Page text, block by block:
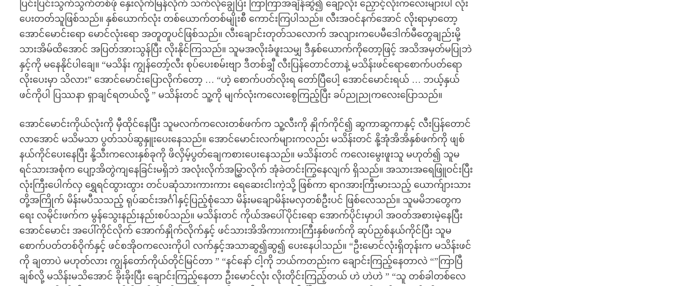
ပြင်းပြင်းသွက်သွက်တစ်ဖုံ နှေးလိုက်မြန်လိုက် သက်လုံချွေပြီး ကြာကြာအချိန်ဆွဲ၍ ချော့လိုး ညှောင့်လိုးကလေးများပါ လိုး
ပေးတတ်သူဖြစ်သည်။ နှစ်ယောက်လုံး တစ်ယောက်တစ်မျိုးစီ ကောင်းကြပါသည်။ လီးအဝင်နက်အောင် လိုးရာမှာတော့
အောင်မောင်းရော မောင်လုံးရော အတူတူပင်ဖြစ်သည်။ လီးချောင်းတုတ်သလောက် အလျားကပေမီဒေါက်မီတွေချည်းမို့
သားအိမ်ထိအောင် အပြတ်အားသွန်ပြီး လိုးနိုင်ကြသည်။ သူမအလိုးခံဖူးသမျှ ဒီနှစ်ယောက်ကိုတော့ဖြင့် အသိအမှတ်မပြုဘဲ
နှင့်ကို မနေနိုင်ပါချေ။ “မသိန်း ကျွန်တော့်လီး စုပ်ပေးစမ်းဗျာ ဒီတစ်ချှီ လီးပြန်တောင်တာနဲ့ မသိန်းဖင်ရောစောက်ပတ်ရော
လိုးပေးမှာ သိလား” အောင်မောင်းပြောလိုက်တော့ … “ဟဲ့ စောက်ပတ်လိုးရ တော်ပြီပေါ့ အောင်မောင်းရယ် … ဘယ့်နှယ်
ဖင်ကိုပါ ပြဿနာ ရှာချင်ရတယ်လို့ ” မသိန်းတင် သူ့ကို မျက်လုံးကလေးစွေကြည့်ပြီး ခပ်ညုညုကလေးပြောသည်။
အောင်မောင်းကိုယ်လုံးကို မှီထိုင်နေပြီး သူမလက်ကလေးတစ်ဖက်က သူ့လီးကို နှိုက်ကိုင်၍ ဆွကာဆွကာနှင့် လီးပြန်တောင်
လာအောင် မသိမသာ ပွတ်သပ်ဆွနှူးပေးနေသည်။ အောင်မောင်းလက်များကလည်း မသိန်းတင် နို့အုံအိအိနှစ်ဖက်ကို ဖျစ်
နယ်ကိုင်ပေးနေပြီး နို့သီးကလေးနှစ်ခုကို ဖိလှိမ့်ပွတ်ချေကစားပေးနေသည်။ မသိန်းတင် ကလေးမွေးဖူးသူ မဟုတ်၍ သူမ
ရင်သားအစုံက ပျော့အိတွဲကျနေခြင်းမရှိဘဲ အလုံးလိုက်အမြွှာလိုက် အုံခဲတင်းကြွနေလျက် ရှိသည်။ အသားအရေဖြူဝင်းပြီး
လုံးကြီးပေါက်လှ ရွှေရင်ထွားထွား တင်ပဆုံသားကားကား ရေဆေးငါးကဲ့သို့ ဖြစ်ကာ ရာဂအားကြီးမားသည့် ယောက်ျားသား
တို့အကြိုက် မိန်းမပီသသည့် ရုပ်ဆင်းအင်္ဂါနှင့်ပြည့်စုံသော မိန်းမချောမိန်းမလှတစ်ဦးပင် ဖြစ်လေသည်။ သူမမိဘတွေက
ရေး လမိုင်းဖက်က မွန်သွေးနည်းနည်းစပ်သည်။ မသိန်းတင် ကိုယ်အပေါ်ပိုင်းရော အောက်ပိုင်းမှာပါ အဝတ်အစားမဲ့နေပြီး
အောင်မောင်း အပေါ်ကိုင်လိုက် အောက်နှိုက်လိုက်နှင့် ဖင်သားအိအိကားကားကြီးနှစ်ဖက်ကို ဆုပ်ညှစ်နယ်ကိုင်ပြီး သူမ
စောက်ပတ်တစ်ဝိုက်နှင့် ဖင်စအိုဝကလေးကိုပါ လက်နှင့်အသာဆွ၍ဆွ၍ ပေးနေပါသည်။ “ဦးမောင်လုံးရှိတုန်းက မသိန်းဖင်
ကို ချတာပဲ မဟုတ်လား ကျွန်တော်ကိုယ်တိုင်မြင်တာ ” “နင်နော် ငါ့ကို ဘယ်ကတည်းက ချောင်းကြည့်နေတာလဲ “”ကြာပြီ
ချစ်လို့ မသိန်းမသိအောင် ခိုးခိုးပြီး ချောင်းကြည့်နေတာ ဦးမောင်လုံး လိုးတိုင်းကြည့်တယ် ဟဲ ဟဲဟဲ ” “သူ တစ်ခါတစ်လေ